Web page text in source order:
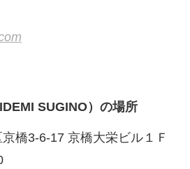
SUGINO）の場所
橋3-6-17 京橋大栄ビル１Ｆ